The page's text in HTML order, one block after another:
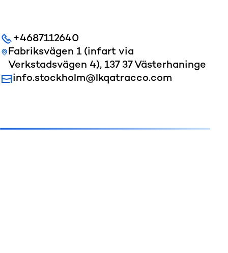
+4687112640
Fabriksvägen 1 (infart via
Verkstadsvägen 4), 137 37 Västerhaninge
info.stockholm@lkqatracco.com